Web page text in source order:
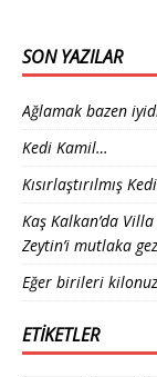
SON YAZILAR
Ağlamak bazen
Kedi Kamil…
Kısırlaştırılmış
Kaş Kalkan’da
Zeytin’i mutlaka
Eğer birileri
ETIKETLER